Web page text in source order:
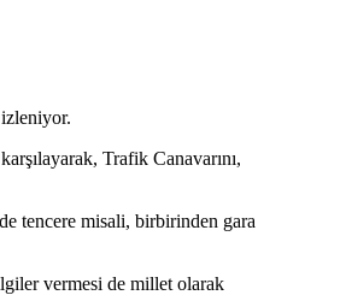
Trafik Canavarını,
tencere misali, birbirinden gara
vermesi de millet olarak